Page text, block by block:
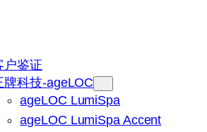
户鉴证
牌科技-ageLOC
ageLOC LumiSpa
ageLOC LumiSpa Accent